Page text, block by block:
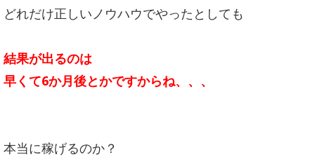
どれだけ正しいノウハウでやったとしても
結果が出るのは
早くて6か月後とかですからね、、、
本当に稼げるのか？